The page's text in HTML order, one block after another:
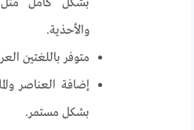
بشكل كامل مثل
والأحذية.
متوفر باللغتين
إضافة العناصر
بشكل مستمر.